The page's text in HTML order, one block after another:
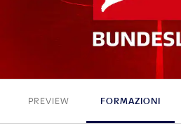
2 - 1
PREVIEW FORMAZIONI